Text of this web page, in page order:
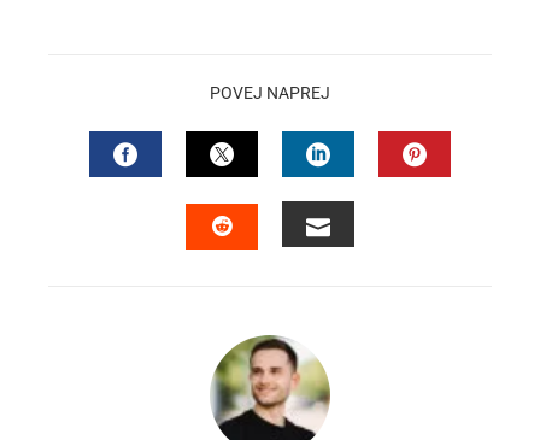
POVEJ NAPREJ
FACEBOOKTWITTERLINKEDIN